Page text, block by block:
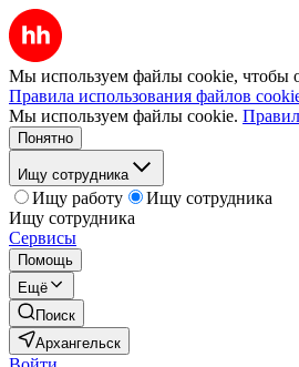
Мы используем файлы cookie, чтобы
Правила использования файлов
Мы используем файлы cookie.
Понятно
Ищу сотрудника
Ищу работу
Ищу сотрудника
Ищу сотрудника
Сервисы
Помощь
Ещё
Поиск
Архангельск